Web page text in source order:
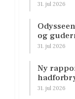
31. jul 2026
og
31. jul 2026
Ny
31. jul 2026